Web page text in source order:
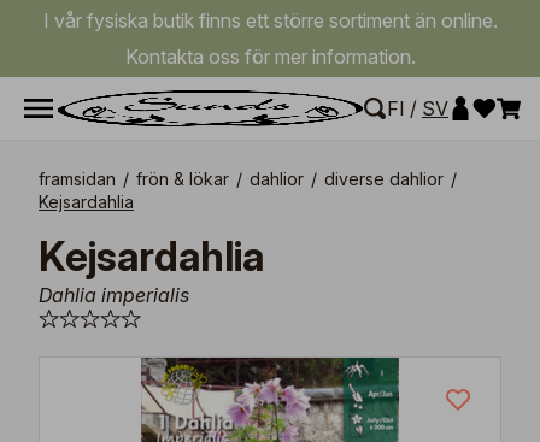
I vår fysiska butik finns ett större sortiment än online.
Kontakta oss för mer information.
FI / SV
framsidan / frön & lökar / dahlior / diverse dahlior /
Kejsardahlia
Kejsardahlia
Dahlia imperialis